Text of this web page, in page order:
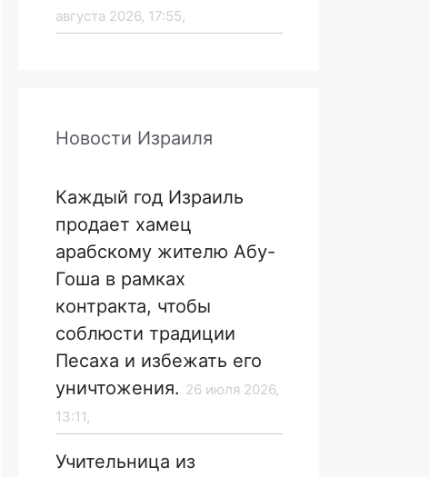
августа 2026, 17:55,
Новости Израиля
Каждый год Израиль
продает хамец
арабскому жителю Абу-
Гоша в рамках
контракта, чтобы
соблюсти традиции
Песаха и избежать его
уничтожения. 26 июля 2026,
13:11,
Учительница из